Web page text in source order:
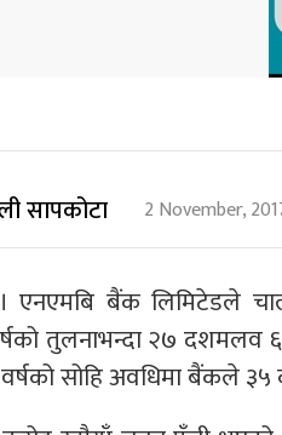
सापकोटा 2 November,
एनएमबि बैंक लिमिटेडले
तुलनाभन्दा २७ दशमलव
सोहि अवधिमा बैंकले